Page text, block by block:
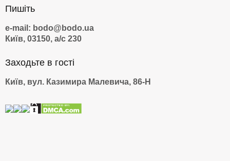
Пишіть
e-mail: bodo@bodo.ua
Київ, 03150, а/с 230
Заходьте в гості
Київ, вул. Казимира Малевича, 86-Н